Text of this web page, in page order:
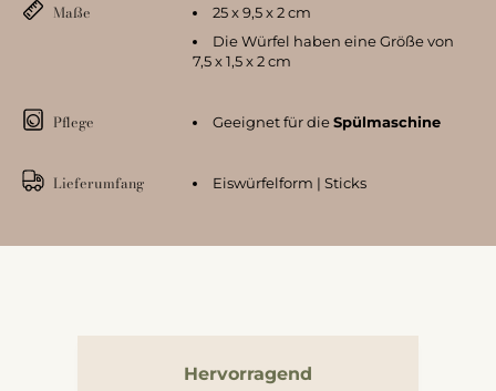
Maße
25 x 9,5 x 2 cm
Die Würfel haben eine Größe von
7,5 x 1,5 x 2 cm
Pflege Geeignet für die Spülmaschine
Lieferumfang Eiswürfelform | Sticks
Hervorragend